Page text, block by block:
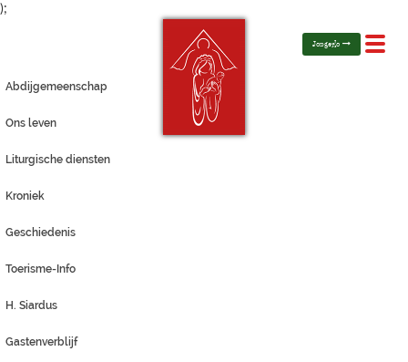
);
Toggle
Jongerlo
Abdijgemeenschap
Ons leven
Liturgische diensten
Kroniek
Geschiedenis
Toerisme-Info
H. Siardus
Gastenverblijf